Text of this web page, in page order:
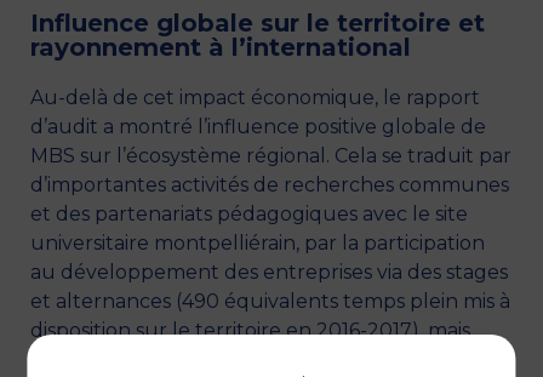
Influence globale sur le territoire et
rayonnement à l’international
Au-delà de cet impact économique, le rapport
d’audit a montré l’influence positive globale de
MBS sur l’écosystème régional. Cela se traduit par
d’importantes activités de recherches communes
et des partenariats pédagogiques avec le site
universitaire montpelliérain, par la participation
au développement des entreprises via des stages
et alternances (490 équivalents temps plein mis à
disposition sur le territoire en 2016-2017), mais